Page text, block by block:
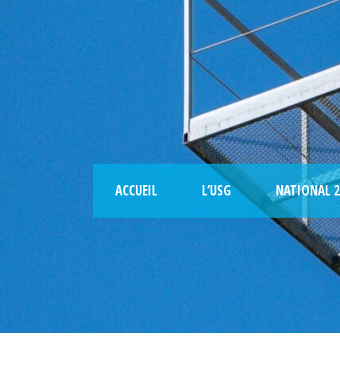
ACCUEIL L’USG NATIONAL 2